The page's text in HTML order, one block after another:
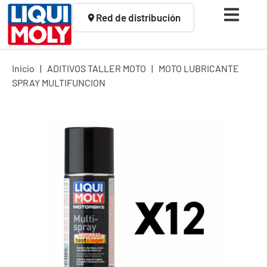
Red de distribución
Inicio | ADITIVOS TALLER MOTO | MOTO LUBRICANTE
SPRAY MULTIFUNCION